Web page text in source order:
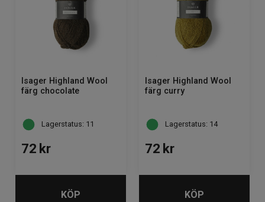
Isager Highland Wool
färg chocolate
Lagerstatus: 11
72 kr
KÖP
Isager Highland Wool
färg curry
Lagerstatus: 14
72 kr
KÖP